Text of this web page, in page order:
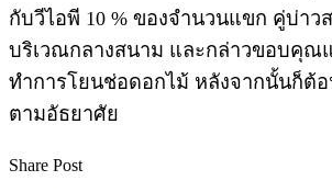
กับวีไอพี 10 % ของจำนวนแขก คู่บ่าว
บริเวณกลางสนาม และกล่าวขอบคุณ
ทำการโยนช่อดอกไม้ หลังจากนั้นก็ต้
ตามอัธยาศัย
Share Post